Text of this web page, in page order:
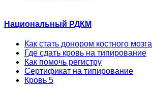
Национальный РДКМ
Как стать донором костного мозга
Где сдать кровь на типирование
Как помочь регистру
Сертификат на типирование
Кровь 5